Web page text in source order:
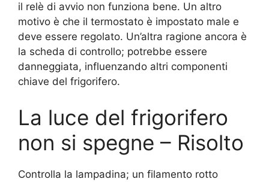
il relè di avvio non funziona bene. Un altro
motivo è che il termostato è impostato male e
deve essere regolato. Un’altra ragione ancora è
la scheda di controllo; potrebbe essere
danneggiata, influenzando altri componenti
chiave del frigorifero.
La luce del frigorifero
non si spegne – Risolto
Controlla la lampadina; un filamento rotto